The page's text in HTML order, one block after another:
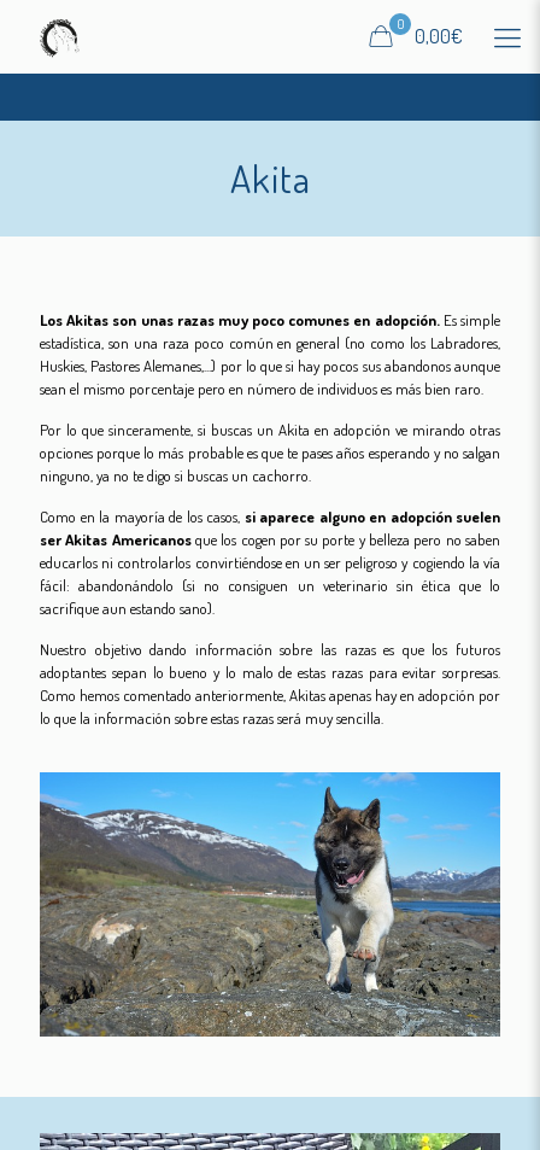
0 0,00€
Akita
Los Akitas son unas razas muy poco comunes en adopción.Es simple
estadística, son una raza poco común en general (no como los Labradores,
Huskies, Pastores Alemanes,...) por lo que si hay pocos sus abandonos aunque
sean el mismo porcentaje pero en número de individuos es más bien raro.
Por lo que sinceramente, si buscas un Akita en adopción ve mirando otras
opciones porque lo más probable es que te pases años esperando y no salgan
ninguno, ya no te digo si buscas un cachorro.
Como en la mayoría de los casos, si aparece alguno en adopción suelen
ser Akitas Americanosque los cogen por su porte y belleza pero no saben
educarlos ni controlarlos convirtiéndose en un ser peligroso y cogiendo la vía
fácil: abandonándolo (si no consiguen un veterinario sin ética que lo
sacrifique aun estando sano).
Nuestro objetivo dando información sobre las razas es que los futuros
adoptantes sepan lo bueno y lo malo de estas razas para evitar sorpresas.
Como hemos comentado anteriormente, Akitas apenas hay en adopción por
lo que la información sobre estas razas será muy sencilla.